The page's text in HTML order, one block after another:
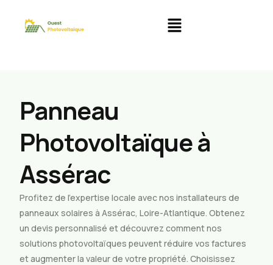
Panneau
Photovoltaïque à
Assérac
Profitez de l’expertise locale avec nos installateurs de
panneaux solaires à Assérac, Loire-Atlantique. Obtenez
un devis personnalisé et découvrez comment nos
solutions photovoltaïques peuvent réduire vos factures
et augmenter la valeur de votre propriété. Choisissez